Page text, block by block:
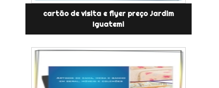
cartão de visita e flyer preço Jardim
Iguatemi